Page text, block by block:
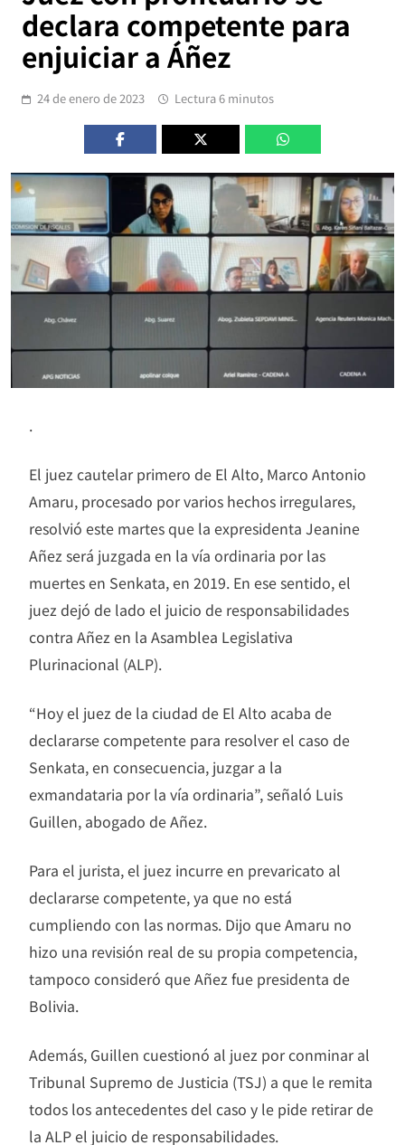
declara competente para
enjuiciar a Áñez
24 de enero de 2023 Lectura 6 minutos
.
El juez cautelar primero de El Alto, Marco Antonio
Amaru, procesado por varios hechos irregulares,
resolvió este martes que la expresidenta Jeanine
Añez será juzgada en la vía ordinaria por las
muertes en Senkata, en 2019. En ese sentido, el
juez dejó de lado el juicio de responsabilidades
contra Añez en la Asamblea Legislativa
Plurinacional (ALP).
“Hoy el juez de la ciudad de El Alto acaba de
declararse competente para resolver el caso de
Senkata, en consecuencia, juzgar a la
exmandataria por la vía ordinaria”, señaló Luis
Guillen, abogado de Añez.
Para el jurista, el juez incurre en prevaricato al
declararse competente, ya que no está
cumpliendo con las normas. Dijo que Amaru no
hizo una revisión real de su propia competencia,
tampoco consideró que Añez fue presidenta de
Bolivia.
Además, Guillen cuestionó al juez por conminar al
Tribunal Supremo de Justicia (TSJ) a que le remita
todos los antecedentes del caso y le pide retirar de
la ALP el juicio de responsabilidades.